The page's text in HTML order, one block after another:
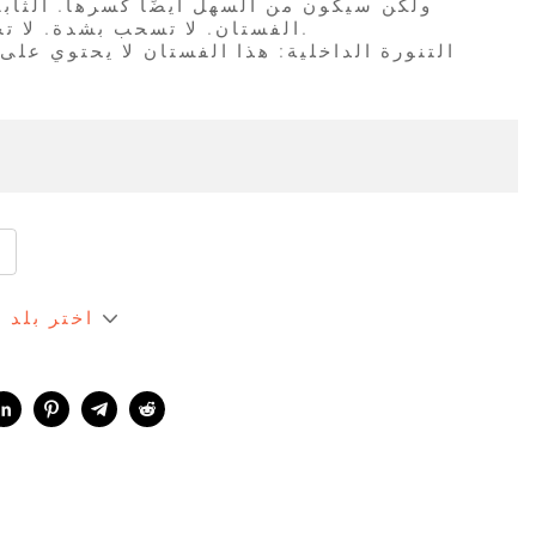
ولكن سيكون من السهل أيضًا كسرها.
الفستان. لا تسحب بشدة. لا تخدش لأشياء قوية أخرى.
اختر